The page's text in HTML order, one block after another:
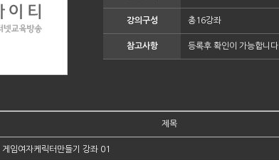
강의구성 총16강좌
참고사항 등록후 확인이 가능합니다.
제목
게임여자케릭터만들기 강좌 01